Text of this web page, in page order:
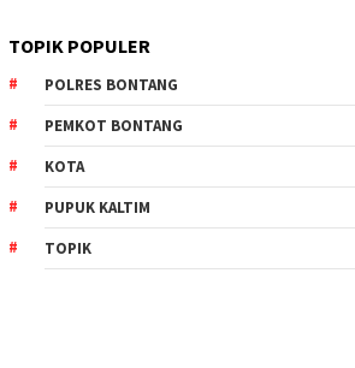
TOPIK POPULER
POLRES BONTANG
PEMKOT BONTANG
KOTA
PUPUK KALTIM
TOPIK